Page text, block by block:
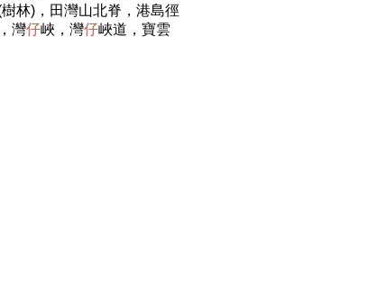
林)，田灣山北脊，港島徑
灣仔峽，灣仔峽道，寶雲